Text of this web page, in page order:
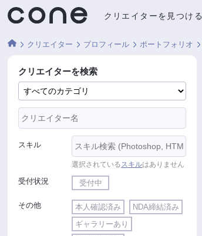
クリエイターを見つける
クリエイター プロフィール ポートフォリオ
クリエイターを検索
スキル
選択されているスキルはありません
受付状況 受付中
その他 本人確認済み
NDA締結済み
ギャラリーあり